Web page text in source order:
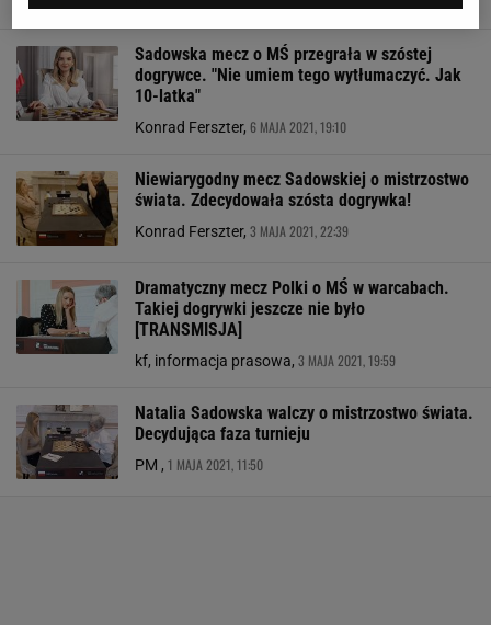
Sadowska mecz o MŚ przegrała w szóstej
dogrywce. "Nie umiem tego wytłumaczyć. Jak
10-latka"
Konrad Ferszter, 6 MAJA 2021, 19:10
Niewiarygodny mecz Sadowskiej o mistrzostwo
świata. Zdecydowała szósta dogrywka!
Konrad Ferszter, 3 MAJA 2021, 22:39
Dramatyczny mecz Polki o MŚ w warcabach.
Takiej dogrywki jeszcze nie było
[TRANSMISJA]
kf, informacja prasowa, 3 MAJA 2021, 19:59
Natalia Sadowska walczy o mistrzostwo świata.
Decydująca faza turnieju
PM , 1 MAJA 2021, 11:50